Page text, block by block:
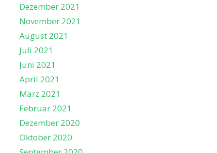
Dezember 2021
November 2021
August 2021
Juli 2021
Juni 2021
April 2021
März 2021
Februar 2021
Dezember 2020
Oktober 2020